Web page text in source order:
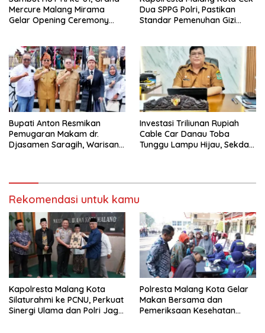
Mercure Malang Mirama
Gelar Opening Ceremony
Dua SPPG Polri, Pastikan
Standar Pemenuhan Gizi
Bupati Anton Resmikan
Pemugaran Makam dr.
Djasamen Saragih, Warisan
Investasi Triliunan Rupiah
Cable Car Danau Toba
Tunggu Lampu Hijau, Sekda
Rekomendasi untuk kamu
Kapolresta Malang Kota
Silaturahmi ke PCNU, Perkuat
Sinergi Ulama dan Polri Jaga
Polresta Malang Kota Gelar
Makan Bersama dan
Pemeriksaan Kesehatan